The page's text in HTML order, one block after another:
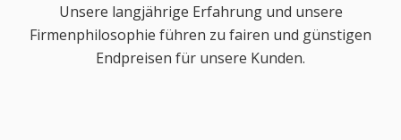
Unsere langjährige Erfahrung und unsere
Firmenphilosophie führen zu fairen und günstigen
Endpreisen für unsere Kunden.